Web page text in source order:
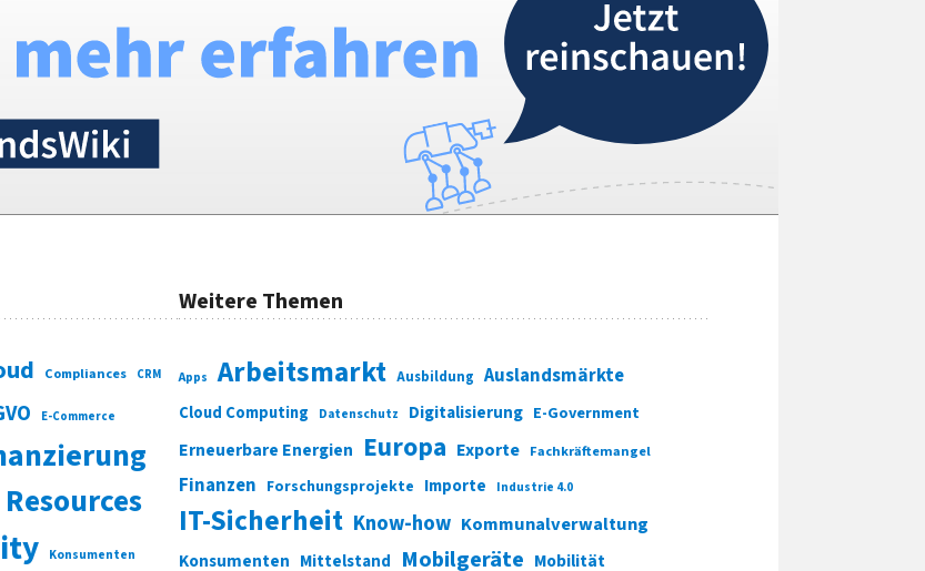
Compliances CRM
E-Commerce
Konsumenten
Weitere Themen
Apps Arbeitsmarkt Ausbildung Auslandsmärkte
Cloud Computing Datenschutz Digitalisierung E-Government
Erneuerbare Energien Europa Exporte Fachkräftemangel
Finanzen Forschungsprojekte Importe Industrie 4.0
IT-Sicherheit Know-how Kommunalverwaltung
Konsumenten Mittelstand Mobilgeräte Mobilität